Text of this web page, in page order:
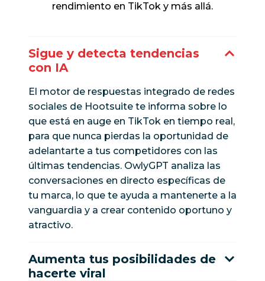
rendimiento en TikTok y más allá.
Sigue y detecta tendencias
con IA
El motor de respuestas integrado de redes
sociales de Hootsuite te informa sobre lo
que está en auge en TikTok en tiempo real,
para que nunca pierdas la oportunidad de
adelantarte a tus competidores con las
últimas tendencias. OwlyGPT analiza las
conversaciones en directo específicas de
tu marca, lo que te ayuda a mantenerte a la
vanguardia y a crear contenido oportuno y
atractivo.
Aumenta tus posibilidades de
hacerte viral